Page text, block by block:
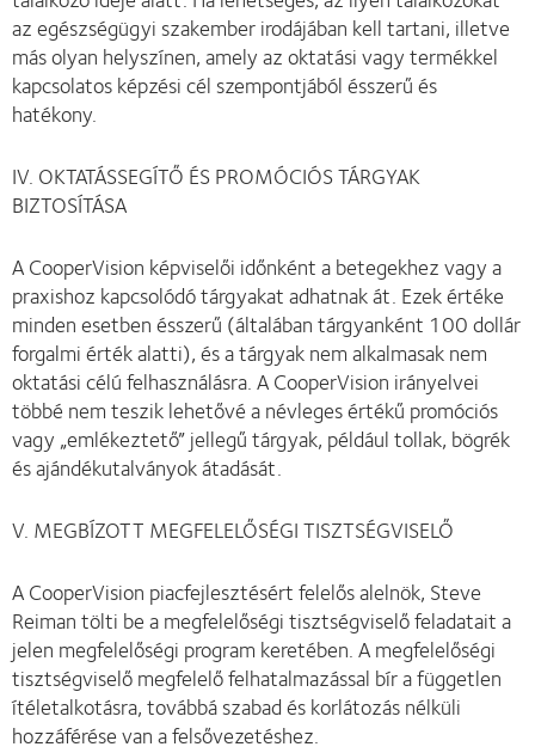
az egészségügyi szakember irodájában kell tartani, illetve
más olyan helyszínen, amely az oktatási vagy termékkel
kapcsolatos képzési cél szempontjából ésszerű és
hatékony.
IV. OKTATÁSSEGÍTŐ ÉS PROMÓCIÓS TÁRGYAK
BIZTOSÍTÁSA
A CooperVision képviselői időnként a betegekhez vagy a
praxishoz kapcsolódó tárgyakat adhatnak át. Ezek értéke
minden esetben ésszerű (általában tárgyanként 100 dollár
forgalmi érték alatti), és a tárgyak nem alkalmasak nem
oktatási célú felhasználásra. A CooperVision irányelvei
többé nem teszik lehetővé a névleges értékű promóciós
vagy „emlékeztető” jellegű tárgyak, például tollak, bögrék
és ajándékutalványok átadását.
V. MEGBÍZOTT MEGFELELŐSÉGI TISZTSÉGVISELŐ
A CooperVision piacfejlesztésért felelős alelnök, Steve
Reiman tölti be a megfelelőségi tisztségviselő feladatait a
jelen megfelelőségi program keretében. A megfelelőségi
tisztségviselő megfelelő felhatalmazással bír a független
ítéletalkotásra, továbbá szabad és korlátozás nélküli
hozzáférése van a felsővezetéshez.